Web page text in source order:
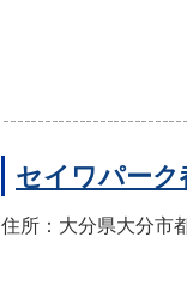
セイワパーク
住所：大分県大分市